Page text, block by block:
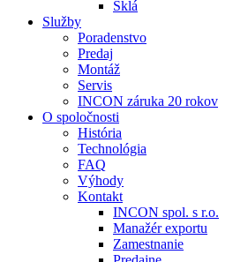
Sklá
Služby
Poradenstvo
Predaj
Montáž
Servis
INCON záruka 20 rokov
O spoločnosti
História
Technológia
FAQ
Výhody
Kontakt
INCON spol. s r.o.
Manažér exportu
Zamestnanie